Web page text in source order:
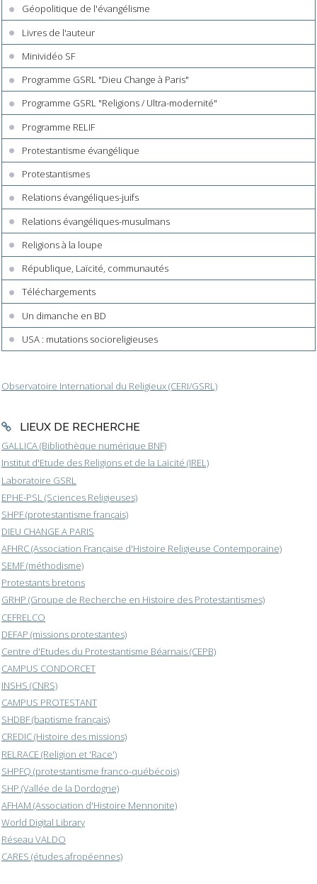
Géopolitique de l'évangélisme
Livres de l'auteur
Minividéo SF
Programme GSRL "Dieu Change à Paris"
Programme GSRL "Religions / Ultra-modernité"
Programme RELIF
Protestantisme évangélique
Protestantismes
Relations évangéliques-juifs
Relations évangéliques-musulmans
Religions à la loupe
République, Laïcité, communautés
Téléchargements
Un dimanche en BD
USA : mutations socioreligieuses
Observatoire International du Religieux (CERI/GSRL)
LIEUX DE RECHERCHE
GALLICA (Bibliothèque numérique BNF)
Institut d'Etude des Religions et de la Laïcité (IREL)
Laboratoire GSRL
EPHE-PSL (Sciences Religieuses)
SHPF (protestantisme français)
DIEU CHANGE A PARIS
AFHRC (Association Française d'Histoire Religieuse Contemporaine)
SEMF (méthodisme)
Protestants bretons
GRHP (Groupe de Recherche en Histoire des Protestantismes)
CEFRELCO
DEFAP (missions protestantes)
Centre d'Etudes du Protestantisme Béarnais (CEPB)
CAMPUS CONDORCET
INSHS (CNRS)
CAMPUS PROTESTANT
SHDBF (baptisme français)
CREDIC (Histoire des missions)
RELRACE (Religion et 'Race')
SHPFQ (protestantisme franco-québécois)
SHP (Vallée de la Dordogne)
AFHAM (Association d'Histoire Mennonite)
World Digital Library
Réseau VALDO
CARES (études afropéennes)